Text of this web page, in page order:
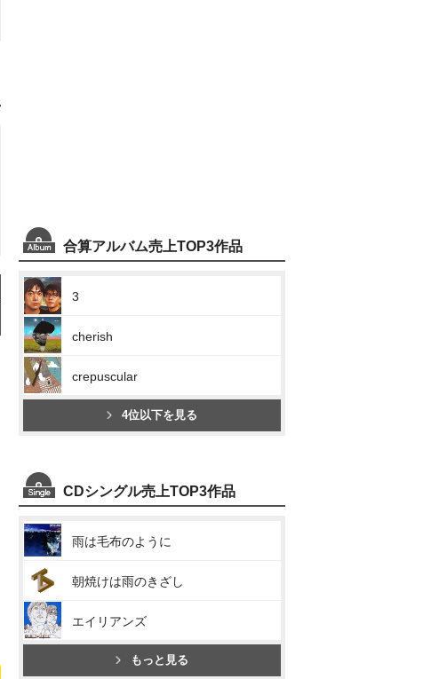
合算アルバム売上TOP3作品
3
cherish
crepuscular
4位以下を見る
CDシングル売上TOP3作品
雨は毛布のように
朝焼けは雨のきざし
エイリアンズ
もっと見る